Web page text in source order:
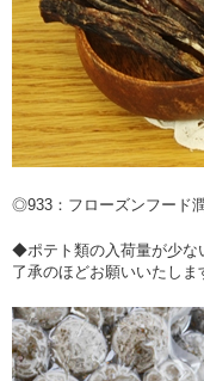
◎933：フローズンフード
◆ポテト類の入荷量が少な
了承のほどお願いいたしま